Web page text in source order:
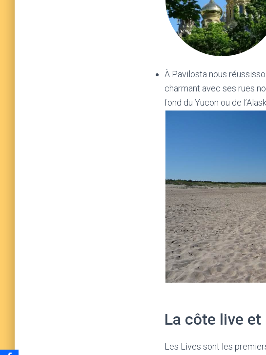
À Pavilosta nous
charmant avec ses rues
fond du Yucon ou de
La côte live
Les Lives sont les